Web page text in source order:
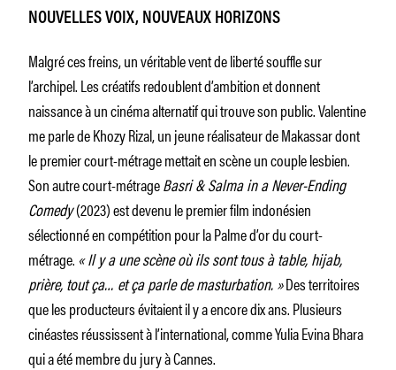
NOUVELLES VOIX, NOUVEAUX HORIZONS
Malgré ces freins, un véritable vent de liberté souffle sur
l’archipel. Les créatifs redoublent d’ambition et donnent
naissance à un cinéma alternatif qui trouve son public. Valentine
me parle de Khozy Rizal, un jeune réalisateur de Makassar dont
le premier court-métrage mettait en scène un couple lesbien.
Son autre court-métrageBasri & Salma in a Never-Ending
Comedy(2023) est devenu le premier film indonésien
sélectionné en compétition pour la Palme d’or du court-
métrage. « Il y a une scène où ils sont tous à table, hijab,
prière, tout ça… et ça parle de masturbation. »Des territoires
que les producteurs évitaient il y a encore dix ans. Plusieurs
cinéastes réussissent à l’international, comme Yulia Evina Bhara
qui a été membre du jury à Cannes.